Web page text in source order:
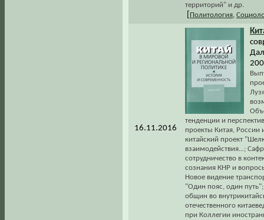
территорий" и др.
Политология
16.11.2016
тенденции и
проекты Китая,
китайский проект
взаимодействия...;
сотрудничество в
сознания КНР и
Новое видение
"Один пояс, один
общин во
отечественного
при Коллегии